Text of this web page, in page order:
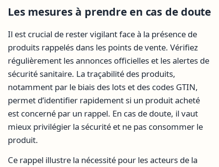
Les mesures à prendre en cas de doute
Il est crucial de rester vigilant face à la présence de
produits rappelés dans les points de vente. Vérifiez
régulièrement les annonces officielles et les alertes de
sécurité sanitaire. La traçabilité des produits,
notamment par le biais des lots et des codes GTIN,
permet d’identifier rapidement si un produit acheté
est concerné par un rappel. En cas de doute, il vaut
mieux privilégier la sécurité et ne pas consommer le
produit.
Ce rappel illustre la nécessité pour les acteurs de la